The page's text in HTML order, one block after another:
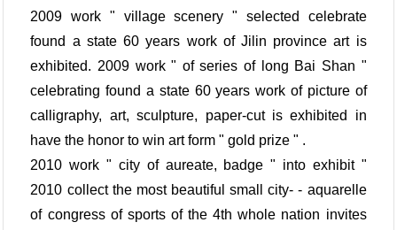
2009 work " village scenery " selected celebrate
found a state 60 years work of Jilin province art is
exhibited. 2009 work " of series of long Bai Shan "
celebrating found a state 60 years work of picture of
calligraphy, art, sculpture, paper-cut is exhibited in
have the honor to win art form " gold prize " .
2010 work " city of aureate, badge " into exhibit "
2010 collect the most beautiful small city- - aquarelle
of congress of sports of the 4th whole nation invites